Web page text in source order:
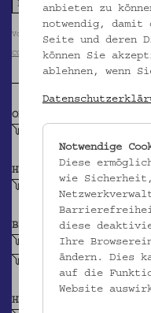
Volkskundemuseum Wien
CC BY-NC-SA
OBJEKTKLASSE
HERSTELLER/IN
BEITRAGENDE/R
Nikos
Krpata, Margit Z
HERKUNFT
anbieten zu
notwendig, damit
Seite und deren
können Sie
ablehnen, wenn
Notwendige
Diese
wie Sicherheit,
diese
Ihre
ändern. Dies
auf die
Website